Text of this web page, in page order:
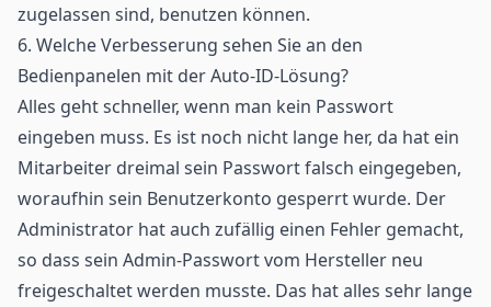
zugelassen sind, benutzen können.
6. Welche Verbesserung sehen Sie an den
Bedienpanelen mit der Auto-ID-Lösung?
Alles geht schneller, wenn man kein Passwort
eingeben muss. Es ist noch nicht lange her, da hat ein
Mitarbeiter dreimal sein Passwort falsch eingegeben,
woraufhin sein Benutzerkonto gesperrt wurde. Der
Administrator hat auch zufällig einen Fehler gemacht,
so dass sein Admin-Passwort vom Hersteller neu
freigeschaltet werden musste. Das hat alles sehr lange